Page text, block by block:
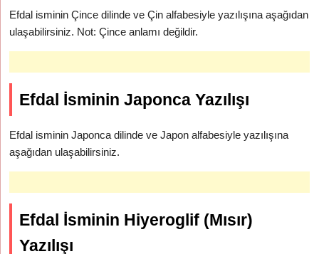
Efdal isminin Çince dilinde ve Çin alfabesiyle yazılışına aşağıdan
ulaşabilirsiniz. Not: Çince anlamı değildir.
Efdal İsminin Japonca Yazılışı
Efdal isminin Japonca dilinde ve Japon alfabesiyle yazılışına
aşağıdan ulaşabilirsiniz.
Efdal İsminin Hiyeroglif (Mısır)
Yazılışı